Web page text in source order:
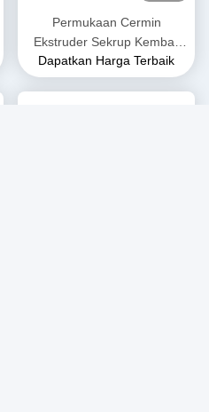
Permukaan Cermin
Ekstruder Sekrup Kembar
Elemen Sekrup Conveyor
Double Flighted
Dapatkan Harga Terbaik